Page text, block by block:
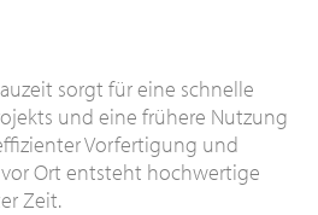
sorgt für eine schnelle
und eine frühere Nutzung
Vorfertigung und
Ort entsteht hochwertige
Zeit.